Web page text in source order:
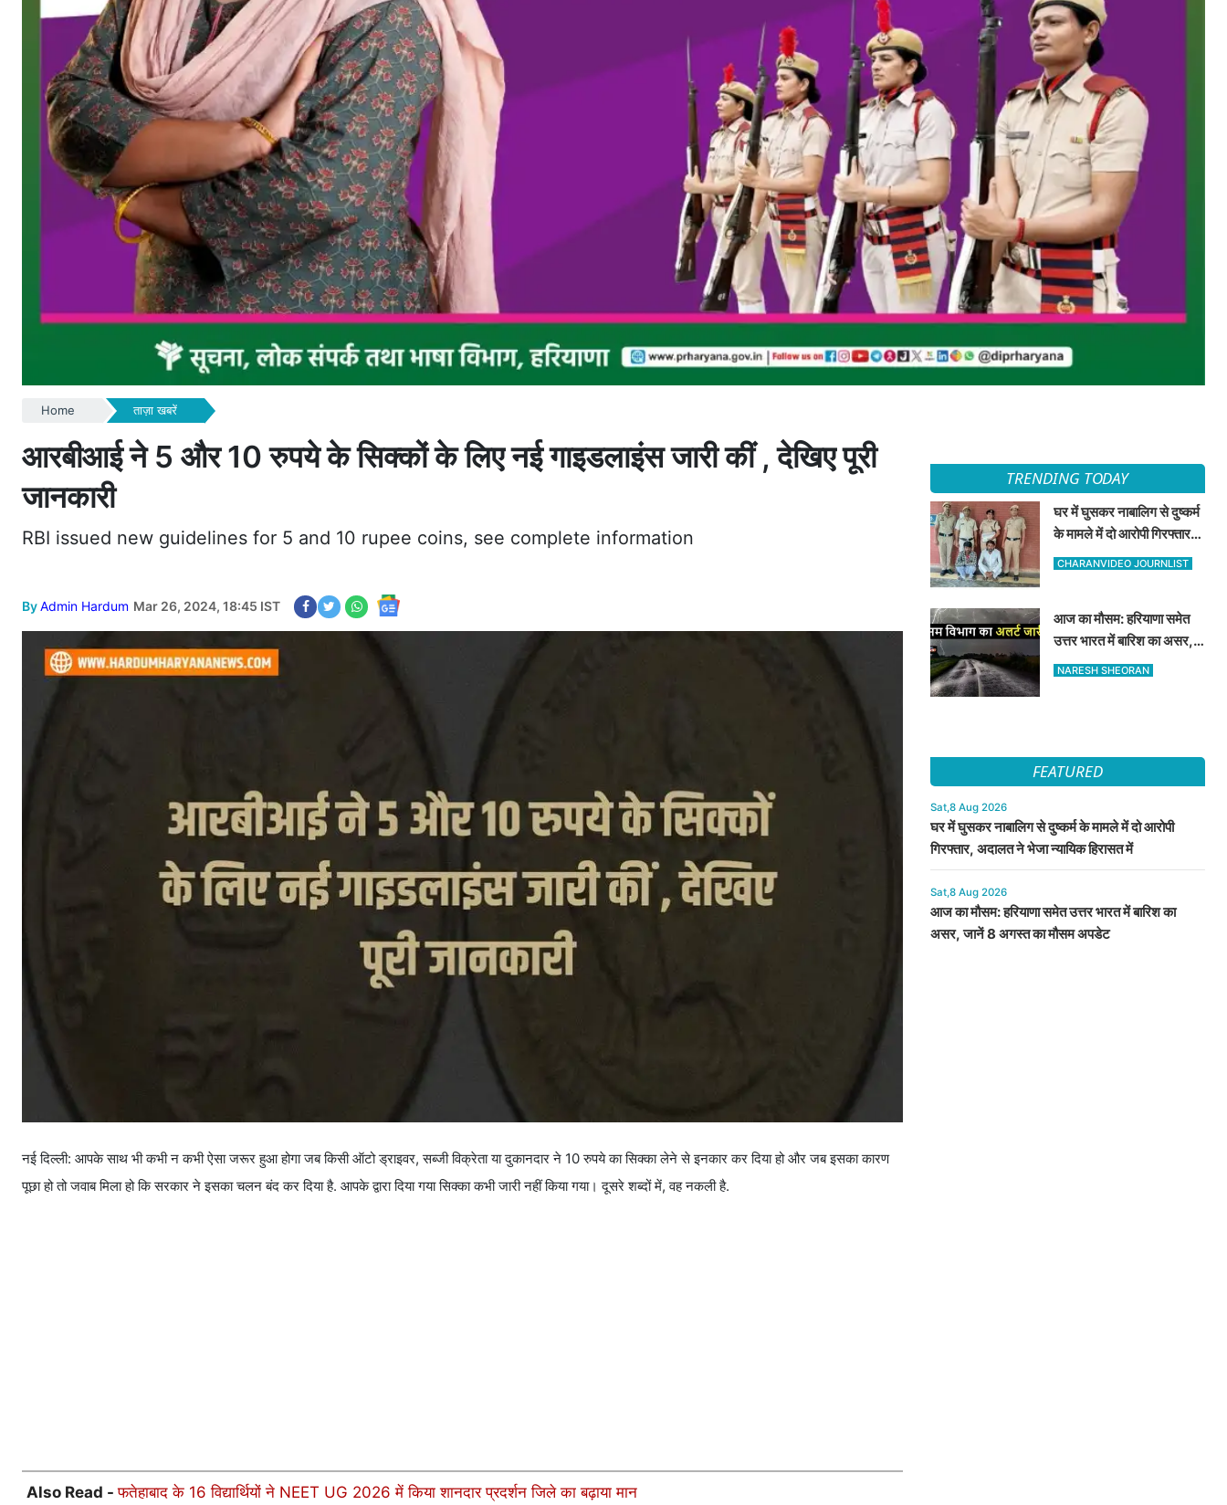
Home ताज़ा खबरें
आरबीआई ने 5 और 10 रुपये के सिक्कों के लिए नई गाइडलाइंस जारी कीं , देखिए पूरी
जानकारी
RBI issued new guidelines for 5 and 10 rupee coins, see complete information
ByAdmin Hardum Mar 26, 2024, 18:45 IST
नई दिल्ली: आपके साथ भी कभी न कभी ऐसा जरूर हुआ होगा जब किसी ऑटो ड्राइवर, सब्जी विक्रेता या दुकानदार ने 10 रुपये का सिक्का लेने से इनकार कर दिया हो और जब इसका कारण
पूछा हो तो जवाब मिला हो कि सरकार ने इसका चलन बंद कर दिया है. आपके द्वारा दिया गया सिक्का कभी जारी नहीं किया गया। दूसरे शब्दों में, वह नकली है.
Also Read -फतेहाबाद के 16 विद्यार्थियों ने NEET UG 2026 में किया शानदार प्रदर्शन जिले का बढ़ाया मान
TRENDING TODAY
घर में घुसकर नाबालिग से दुष्कर्म
के मामले में दो आरोपी गिरफ्तार,
अदालत ने भेजा न्यायिक हिरासत
CHARANVIDEO JOURNLIST
आज का मौसम: हरियाणा समेत
उत्तर भारत में बारिश का असर,
जानें 8 अगस्त का मौसम अपडेट
NARESH SHEORAN
FEATURED
Sat,8 Aug 2026
घर में घुसकर नाबालिग से दुष्कर्म के मामले में दो आरोपी
गिरफ्तार, अदालत ने भेजा न्यायिक हिरासत में
Sat,8 Aug 2026
आज का मौसम: हरियाणा समेत उत्तर भारत में बारिश का
असर, जानें 8 अगस्त का मौसम अपडेट